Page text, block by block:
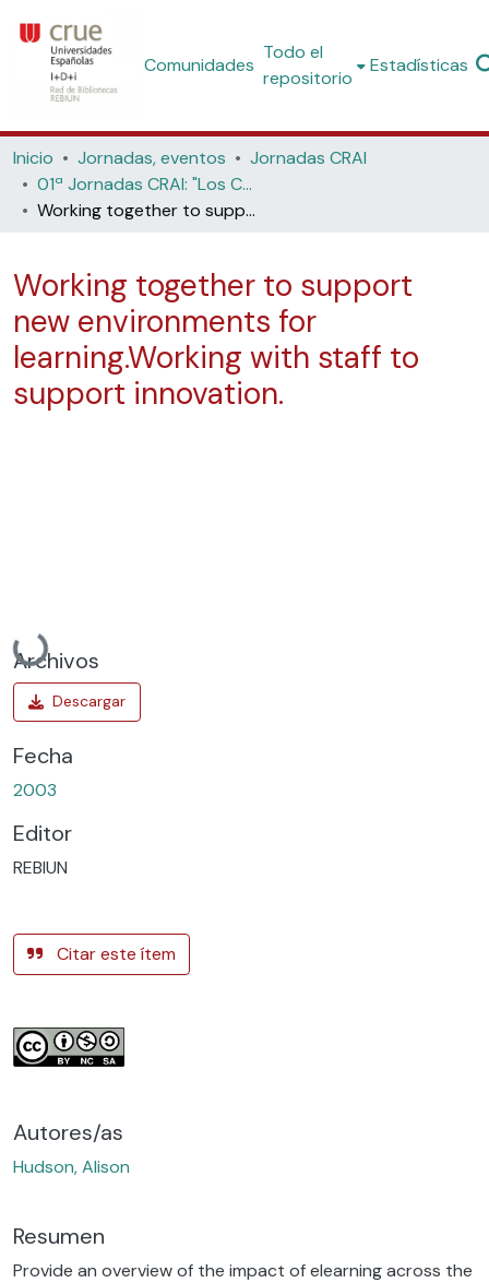
Comunidades
Todo el
repositorio
Estadísticas
Inicio Jornadas, eventos
Jornadas CRAI
01ª Jornadas CRAI: "Los Centros para Recursos del Aprendizaje y la Investigación: nuevos espacios arquitectónicos para el apoyo a la innovación docente. (Universitat de les Illes Balears, 2003)
Working together to support new environments for learning.Working with staff to support innovation.
Working together to support
new environments for
learning.Working with staff to
support innovation.
Cargando...
Archivos
Fecha
2003
Editor
REBIUN
Citar este ítem
Autores/as
Hudson, Alison
Resumen
Provide an overview of the impact of elearning across the